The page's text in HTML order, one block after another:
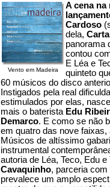
Vento em Madeira
A cena
Cardoso
dela,
panorama
contou
E Léa e
quinteto
60 músicos do disco
Instigados pela real
estimulados por elas,
mais o baterista Edu
Demarco. E como se não
em quatro das nove
Músicos de altíssimo
instrumental
autoria de Léa, Teco, Edu
Cavaquinho, parceria com
prevalece um amplo